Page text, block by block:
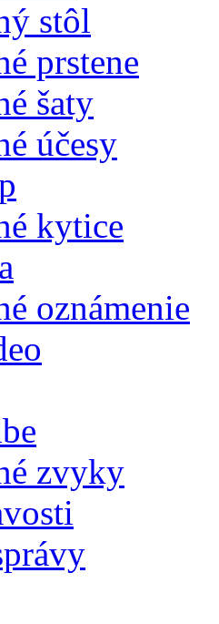
stôl
prstene
šaty
účesy
kytice
oznámenie
zvyky